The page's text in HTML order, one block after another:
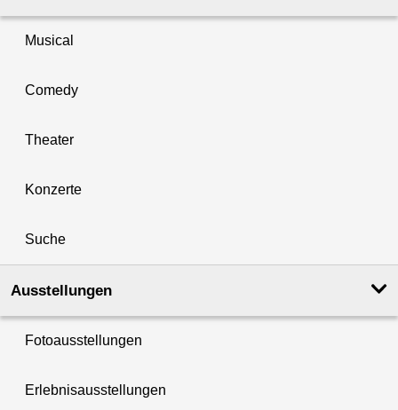
Musical
Comedy
Theater
Konzerte
Suche
Ausstellungen
Fotoausstellungen
Erlebnisausstellungen